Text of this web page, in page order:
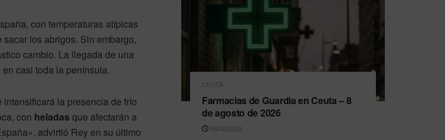
con temperaturas atípicas
los abrigos. Sin embargo,
cambio. La llegada de una
casi toda la península.
intensificará la presencia de frío
con heladas que afectarán a
advirtió Rey en su último
CEUTA
Farmacias de Guardia en Ceuta – 8
de agosto de 2026
08/08/2026